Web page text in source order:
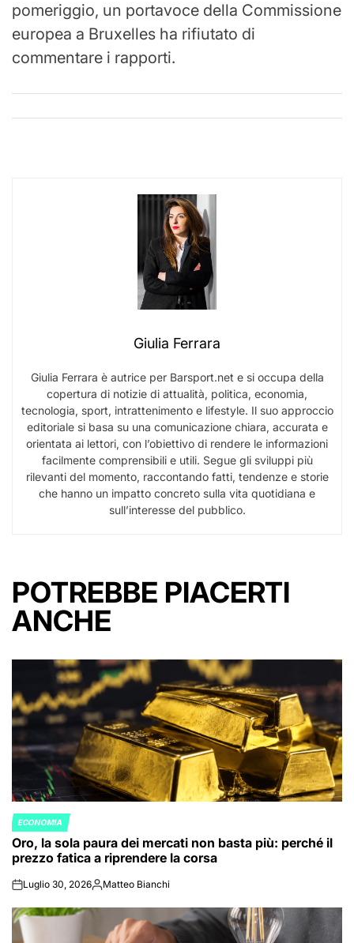
pomeriggio, un portavoce della Commissione
europea a Bruxelles ha rifiutato di
commentare i rapporti.
Giulia Ferrara
Giulia Ferrara è autrice per Barsport.net e si occupa della
copertura di notizie di attualità, politica, economia,
tecnologia, sport, intrattenimento e lifestyle. Il suo approccio
editoriale si basa su una comunicazione chiara, accurata e
orientata ai lettori, con l’obiettivo di rendere le informazioni
facilmente comprensibili e utili. Segue gli sviluppi più
rilevanti del momento, raccontando fatti, tendenze e storie
che hanno un impatto concreto sulla vita quotidiana e
sull’interesse del pubblico.
POTREBBE PIACERTI
ANCHE
POSTED
IN
ECONOMIA
Oro, la sola paura dei mercati non basta più: perché il
prezzo fatica a riprendere la corsa
onLuglio 30, 2026Posted
Matteo Bianchi